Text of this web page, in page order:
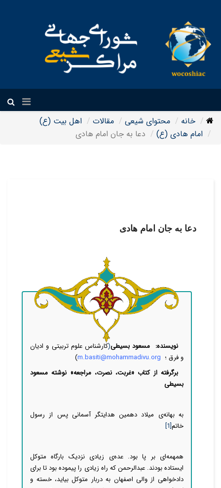
خانه محتوای شیعی مقالات
اهل بیت (ع)
امام هادی (ع)
دعا به جان امام هادی
دعا به جان امام هادی
نویسنده: مسعود بسیطی(کارشناس علوم تربیتی و ادیان
و فرق ؛ m.basiti@mohammadivu.org
)
برگرفته از کتاب «غربت، نصرت، مراجعه» نوشته مسعود
بسیطی
به بهانه‌ی میلاد دهمین هدایتگر آسمانی پس از رسول
خاتم[1]
همهمه‌ای بر پا بود. عده‌ی زیادی نزدیک بارگاه متوکل
ایستاده بودند. عبدالرحمن که راه زیادی را پیموده بود تا برای
دادخواهی از والی اصفهان به دربار متوکل بیاید، خسته و